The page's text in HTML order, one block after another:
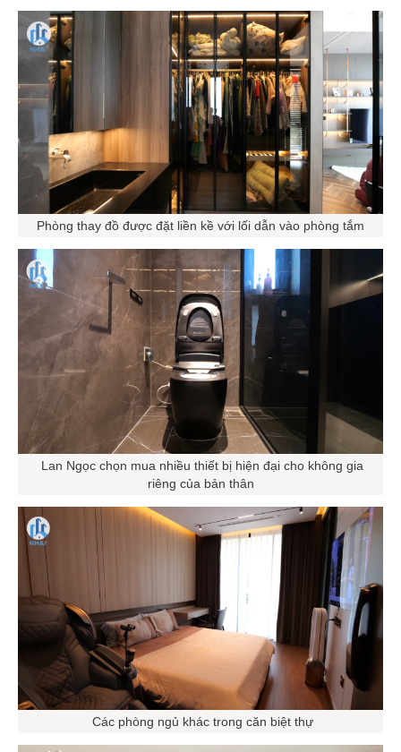
Phòng thay đồ được đặt liền kề với lối dẫn vào phòng tắm
Lan Ngọc chọn mua nhiều thiết bị hiện đại cho không gia
riêng của bản thân
Các phòng ngủ khác trong căn biệt thự